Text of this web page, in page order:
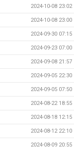
2024-10-08 23:02
2024-10-08 23:00
2024-09-30 07:15
2024-09-23 07:00
2024-09-08 21:57
2024-09-05 22:30
2024-09-05 07:50
2024-08-22 18:55
2024-08-18 12:15
2024-08-12 22:10
2024-08-09 20:55